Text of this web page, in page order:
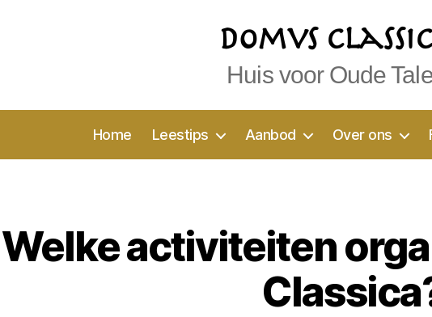
Domvs
Huis voor Oude
Home Leestips Aanbod Over ons
Welke activiteiten